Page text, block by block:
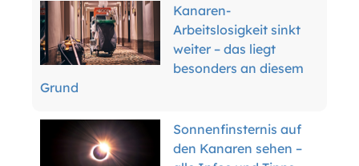
Arbeitslosigkeit sinkt
weiter – das liegt
besonders an diesem
den Kanaren sehen –
alle Infos und Tipps